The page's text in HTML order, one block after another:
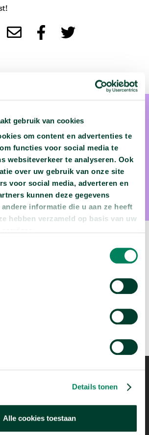
gebruik van cookies
om content en advertenties te
functies voor social media te
websiteverkeer te analyseren. Ook
over uw gebruik van onze site
voor social media, adverteren en
kunnen deze gegevens
informatie die u aan ze heeft
hebben verzameld op basis van uw
Details tonen
Alle cookies toestaan
Kimo van Dijk
van Dijk is bioloog
Bekijk deze video arrow_forward
dankzij